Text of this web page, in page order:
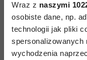
Wraz z naszymi
osobiste dane, np.
technologii jak pliki
spersonalizowanych
wychodzenia